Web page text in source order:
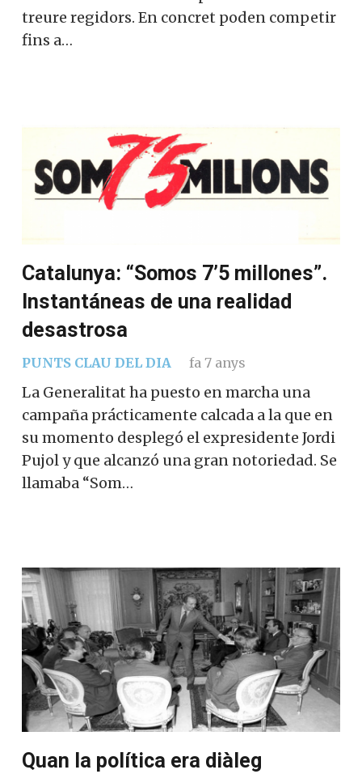
treure regidors. En concret poden competir
fins a…
Catalunya: “Somos 7’5 millones”.
Instantáneas de una realidad
desastrosa
PUNTS CLAU DEL DIA fa 7 anys
La Generalitat ha puesto en marcha una
campaña prácticamente calcada a la que en
su momento desplegó el expresidente Jordi
Pujol y que alcanzó una gran notoriedad. Se
llamaba “Som…
Quan la política era diàleg